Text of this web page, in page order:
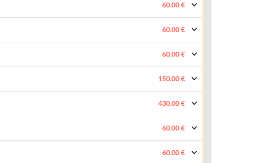
60.00 €
60.00 €
60.00 €
150.00 €
430.00 €
60.00 €
60.00 €